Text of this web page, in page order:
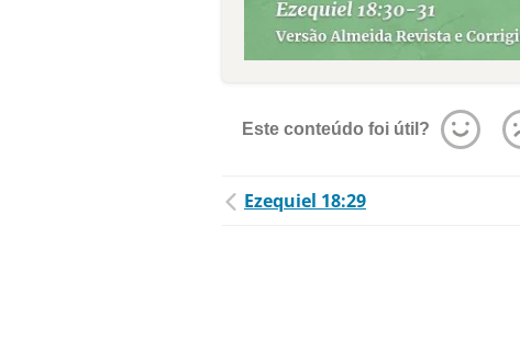
Este conteúdo foi útil?
Ezequiel 18:29